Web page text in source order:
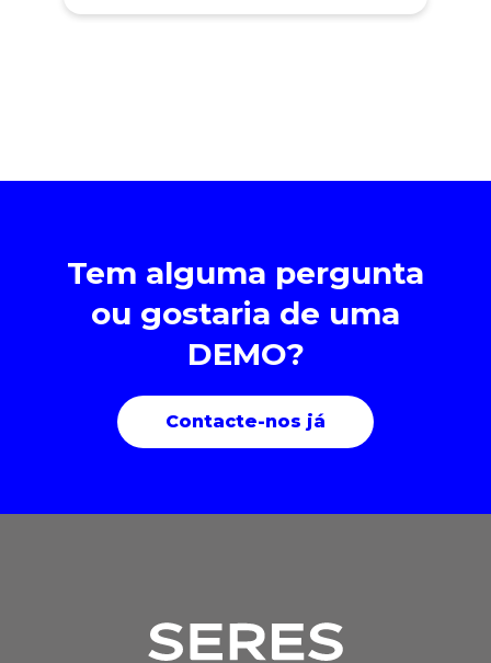
Tem alguma pergunta
ou gostaria de uma
DEMO?
Contacte-nos já